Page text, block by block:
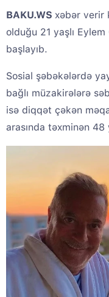
BAKU.WS xəbər verir
olduğu 21 yaşlı
başlayıb.
Sosial şəbəkələrdə
bağlı müzakirələrə
isə diqqət çəkən
arasında təxminən